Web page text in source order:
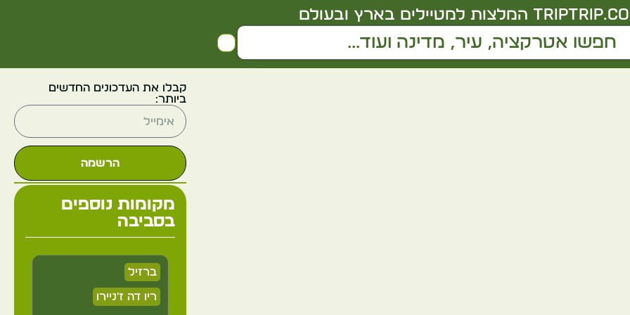
המלצות למטיילים בארץ ובעולם
קבלו את העדכונים החדשים
ביותר:
הרשמה
מקומות נוספים
בסביבה
ברזיל
ריו דה ז'ניירו